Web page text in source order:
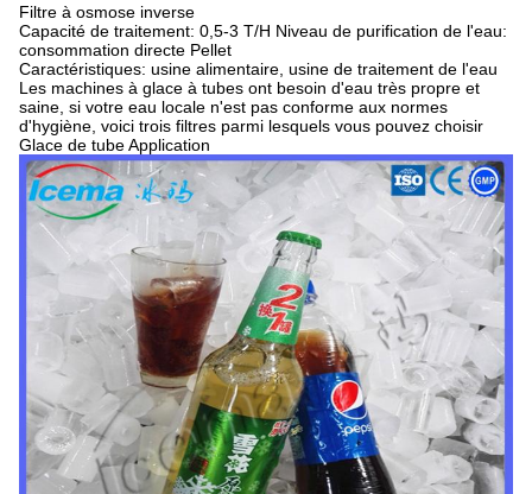
Filtre à osmose inverse
Capacité de traitement: 0,5-3 T/H Niveau de purification de l'eau:
consommation directe Pellet
Caractéristiques: usine alimentaire, usine de traitement de l'eau
Les machines à glace à tubes ont besoin d'eau très propre et
saine, si votre eau locale n'est pas conforme aux normes
d'hygiène, voici trois filtres parmi lesquels vous pouvez choisir
Glace de tube Application